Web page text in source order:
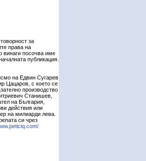
за
права на
винаги посочва име
публикация.
на Едвин Сугарев
Цацаров, с което се
производство
Станишев,
на България,
действия или
на милиарди лева.
си чрез